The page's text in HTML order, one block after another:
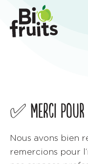
✅ MERCI POUR
Nous avons bien
remercions pour